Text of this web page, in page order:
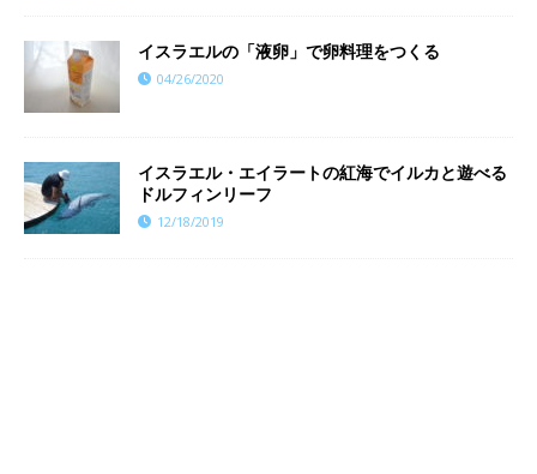
イスラエルの「液卵」で卵料理をつくる
04/26/2020
イスラエル・エイラートの紅海でイルカと遊べる
ドルフィンリーフ
12/18/2019